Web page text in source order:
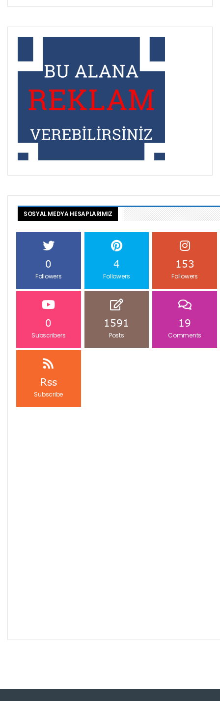
SOSYAL MEDYA HESAPLARIMIZ
0
Followers
4
Followers
153
Followers
0
Subscribers
1591
Posts
19
Comments
Rss
Subscribe